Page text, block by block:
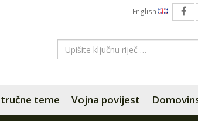
English
teme Vojna povijest